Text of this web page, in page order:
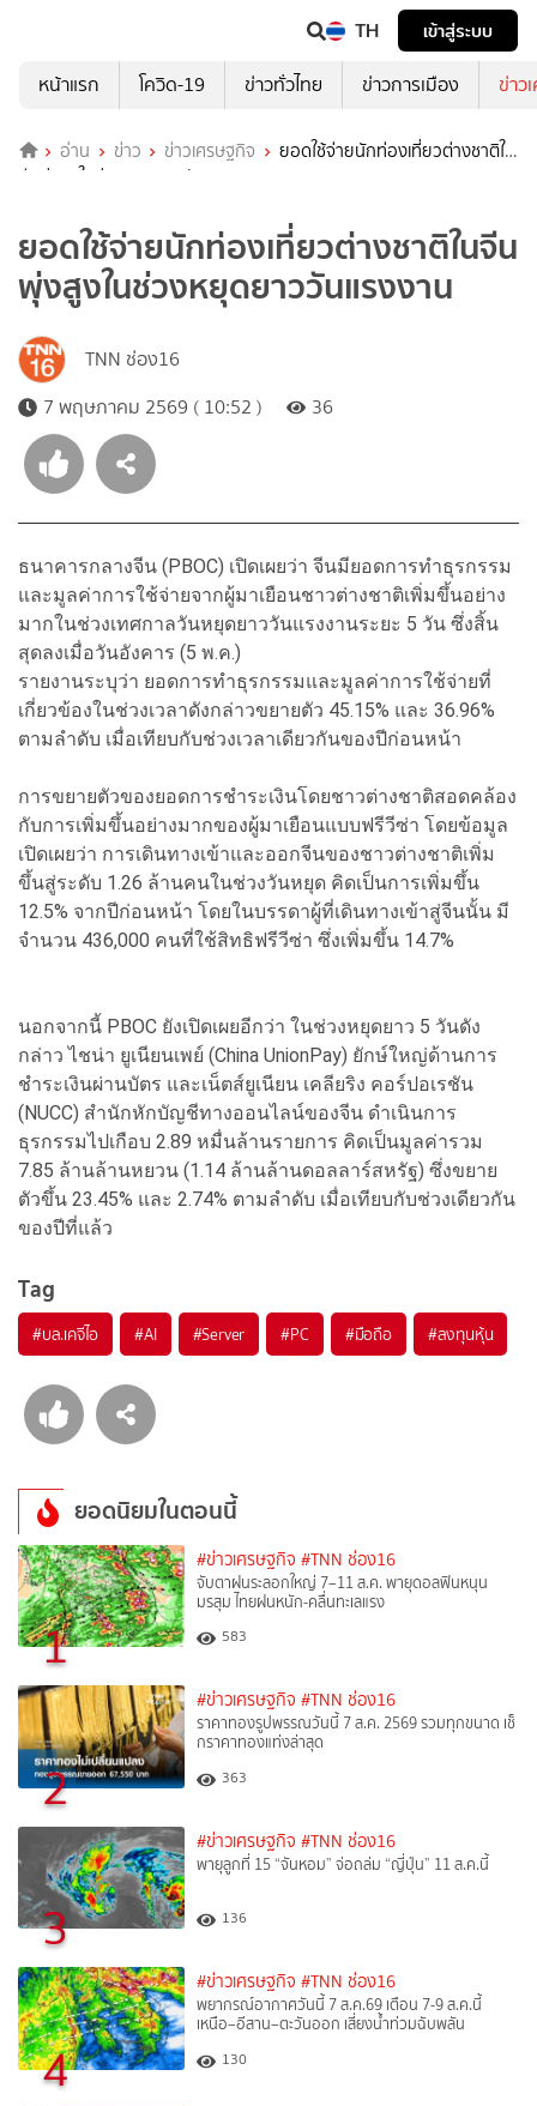
TH
เข้าสู่ระบบ
หน้าแรก
โควิด-19 ข่าวทั่วไทย ข่าวการเมือง ข่าว
อ่าน ข่าว ข่าวเศรษฐกิจ
ยอดใช้จ่ายนักท่องเที่ยวต่างชาติใน
จีนพุ่งสูงในช่วงหยุดยาววันแรงงาน
ยอดใช้จ่ายนักท่องเที่ยวต่างชาติในจีน
พุ่งสูงในช่วงหยุดยาววันแรงงาน
TNN ช่อง16
7 พฤษภาคม 2569 ( 10:52 )
36
ธนาคารกลางจีน (PBOC) เปิดเผยว่า จีนมียอดการทำธุรกรรม
และมูลค่าการใช้จ่ายจากผู้มาเยือนชาวต่างชาติเพิ่มขึ้นอย่าง
มากในช่วงเทศกาลวันหยุดยาววันแรงงานระยะ 5 วัน ซึ่งสิ้น
สุดลงเมื่อวันอังคาร (5 พ.ค.)
รายงานระบุว่า ยอดการทำธุรกรรมและมูลค่าการใช้จ่ายที่
เกี่ยวข้องในช่วงเวลาดังกล่าวขยายตัว 45.15% และ 36.96%
ตามลำดับ เมื่อเทียบกับช่วงเวลาเดียวกันของปีก่อนหน้า
การขยายตัวของยอดการชำระเงินโดยชาวต่างชาติสอดคล้อง
กับการเพิ่มขึ้นอย่างมากของผู้มาเยือนแบบฟรีวีซ่า โดยข้อมูล
เปิดเผยว่า การเดินทางเข้าและออกจีนของชาวต่างชาติเพิ่ม
ขึ้นสู่ระดับ 1.26 ล้านคนในช่วงวันหยุด คิดเป็นการเพิ่มขึ้น
12.5% จากปีก่อนหน้า โดยในบรรดาผู้ที่เดินทางเข้าสู่จีนนั้น มี
จำนวน 436,000 คนที่ใช้สิทธิฟรีวีซ่า ซึ่งเพิ่มขึ้น 14.7%
นอกจากนี้ PBOC ยังเปิดเผยอีกว่า ในช่วงหยุดยาว 5 วันดัง
กล่าว ไชน่า ยูเนียนเพย์ (China UnionPay) ยักษ์ใหญ่ด้านการ
ชำระเงินผ่านบัตร และเน็ตส์ยูเนียน เคลียริง คอร์ปอเรชัน
(NUCC) สำนักหักบัญชีทางออนไลน์ของจีน ดำเนินการ
ธุรกรรมไปเกือบ 2.89 หมื่นล้านรายการ คิดเป็นมูลค่ารวม
7.85 ล้านล้านหยวน (1.14 ล้านล้านดอลลาร์สหรัฐ) ซึ่งขยาย
ตัวขึ้น 23.45% และ 2.74% ตามลำดับ เมื่อเทียบกับช่วงเดียวกัน
ของปีที่แล้ว
Tag
#บล.เคจีไอ #AI #Server #PC #มือถือ #ลงทุนหุ้น
ยอดนิยมในตอนนี้
1
#ข่าวเศรษฐกิจ #TNN ช่อง16
จับตาฝนระลอกใหญ่ 7–11 ส.ค. พายุดอลฟินหนุน
มรสุม ไทยฝนหนัก-คลื่นทะเลแรง
583
2
#ข่าวเศรษฐกิจ #TNN ช่อง16
ราคาทองรูปพรรณวันนี้ 7 ส.ค. 2569 รวมทุกขนาด เช็
กราคาทองแท่งล่าสุด
363
3
#ข่าวเศรษฐกิจ #TNN ช่อง16
พายุลูกที่ 15 “จันหอม” จ่อถล่ม “ญี่ปุ่น” 11 ส.ค.นี้
136
4
#ข่าวเศรษฐกิจ #TNN ช่อง16
พยากรณ์อากาศวันนี้ 7 ส.ค.69 เตือน 7-9 ส.ค.นี้
เหนือ–อีสาน–ตะวันออก เสี่ยงน้ำท่วมฉับพลัน
130